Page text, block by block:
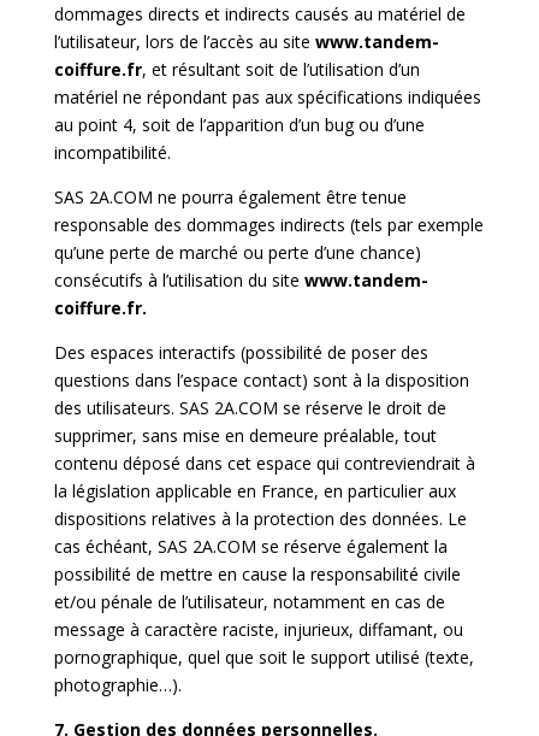
dommages directs et indirects causés au matériel de
l’utilisateur, lors de l’accès au site www.tandem-
coiffure.fr, et résultant soit de l’utilisation d’un
matériel ne répondant pas aux spécifications indiquées
au point 4, soit de l’apparition d’un bug ou d’une
incompatibilité.
SAS 2A.COM ne pourra également être tenue
responsable des dommages indirects (tels par exemple
qu’une perte de marché ou perte d’une chance)
consécutifs à l’utilisation du site www.tandem-
coiffure.fr.
Des espaces interactifs (possibilité de poser des
questions dans l’espace contact) sont à la disposition
des utilisateurs. SAS 2A.COM se réserve le droit de
supprimer, sans mise en demeure préalable, tout
contenu déposé dans cet espace qui contreviendrait à
la législation applicable en France, en particulier aux
dispositions relatives à la protection des données. Le
cas échéant, SAS 2A.COM se réserve également la
possibilité de mettre en cause la responsabilité civile
et/ou pénale de l’utilisateur, notamment en cas de
message à caractère raciste, injurieux, diffamant, ou
pornographique, quel que soit le support utilisé (texte,
photographie…).
7. Gestion des données personnelles.